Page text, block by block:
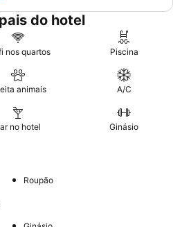
do hotel
nos quartos Piscina
animais A/C
no hotel Ginásio
Roupão